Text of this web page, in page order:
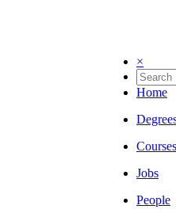
×
Home
Courses
Jobs
People